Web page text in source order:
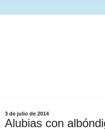
3 de julio de 2014
Alubias con